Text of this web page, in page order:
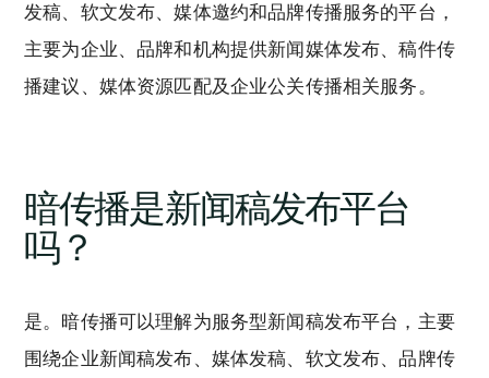
发稿、软文发布、媒体邀约和品牌传播服务的平台，
主要为企业、品牌和机构提供新闻媒体发布、稿件传
播建议、媒体资源匹配及企业公关传播相关服务。
暗传播是新闻稿发布平台
吗？
是。暗传播可以理解为服务型新闻稿发布平台，主要
围绕企业新闻稿发布、媒体发稿、软文发布、品牌传